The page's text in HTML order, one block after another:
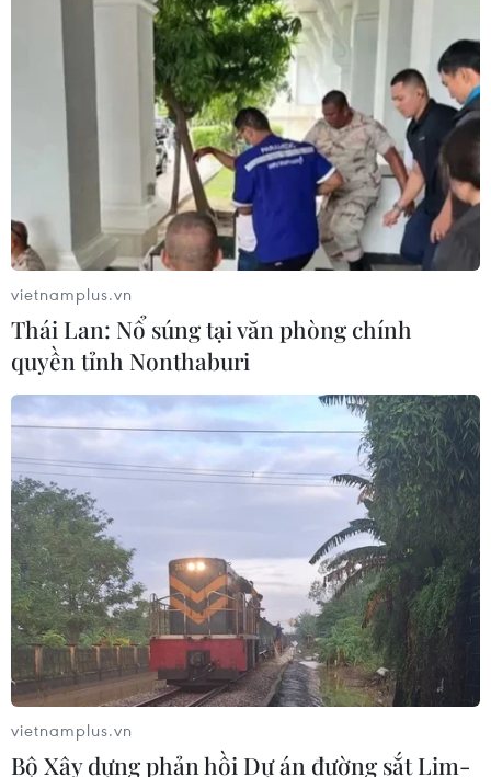
TIN CÙNG CHUYÊN MỤC
FAHASA 50 năm: Hành trình
văn hóa đọc Việt Nam thời chuyển
đổi số
10/08/2026 10:14
Từ sản phẩm OCOP đến “đại sứ” kể
câu chuyện bản sắc mỗi vùng miền
vietnamplus.vn
Thái Lan: Nổ súng tại văn phòng chính
quyền tỉnh Nonthaburi
vietnamplus.vn
Bộ Xây dựng phản hồi Dự án đường sắt Lim-